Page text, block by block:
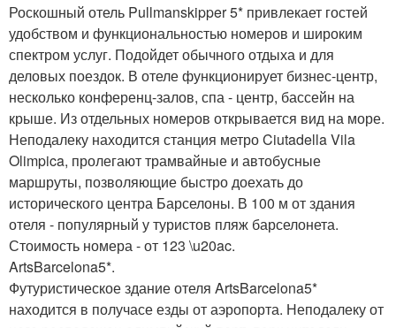
Роскошный отель Pullmanskipper 5* привлекает гостей
удобством и функциональностью номеров и широким
спектром услуг. Подойдет обычного отдыха и для
деловых поездок. В отеле функционирует бизнес-центр,
несколько конференц-залов, спа - центр, бассейн на
крыше. Из отдельных номеров открывается вид на море.
Неподалеку находится станция метро Ciutadella Vila
Olimpica, пролегают трамвайные и автобусные
маршруты, позволяющие быстро доехать до
исторического центра Барселоны. В 100 м от здания
отеля - популярный у туристов пляж барселонета.
Стоимость номера - от 123 \u20ac.
ArtsBarcelona5*.
Футуристическое здание отеля ArtsBarcelona5*
находится в получасе езды от аэропорта. Неподалеку от